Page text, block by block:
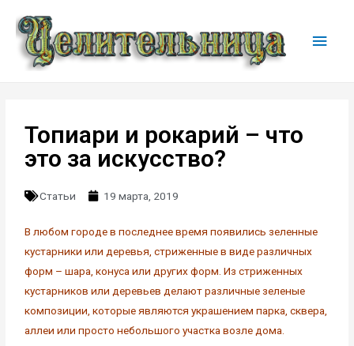
Топиари и рокарий – что
это за искусство?
Статьи 19 марта, 2019
В любом городе в последнее время появились зеленные
кустарники или деревья, стриженные в виде различных
форм – шара, конуса или других форм. Из стриженных
кустарников или деревьев делают различные зеленые
композиции, которые являются украшением парка, сквера,
аллеи или просто небольшого участка возле дома.